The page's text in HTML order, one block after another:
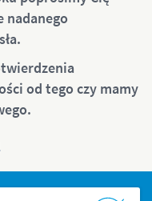
nadanego
od tego czy mamy